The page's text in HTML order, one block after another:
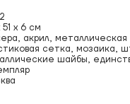
x 6 см
акрил, металлическая
сетка, мозаика,
шайбы,